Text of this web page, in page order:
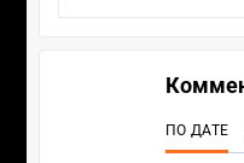
ПО ДАТЕ